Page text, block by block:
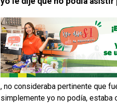
, no consideraba pertinente que
simplemente yo no podía, estaba